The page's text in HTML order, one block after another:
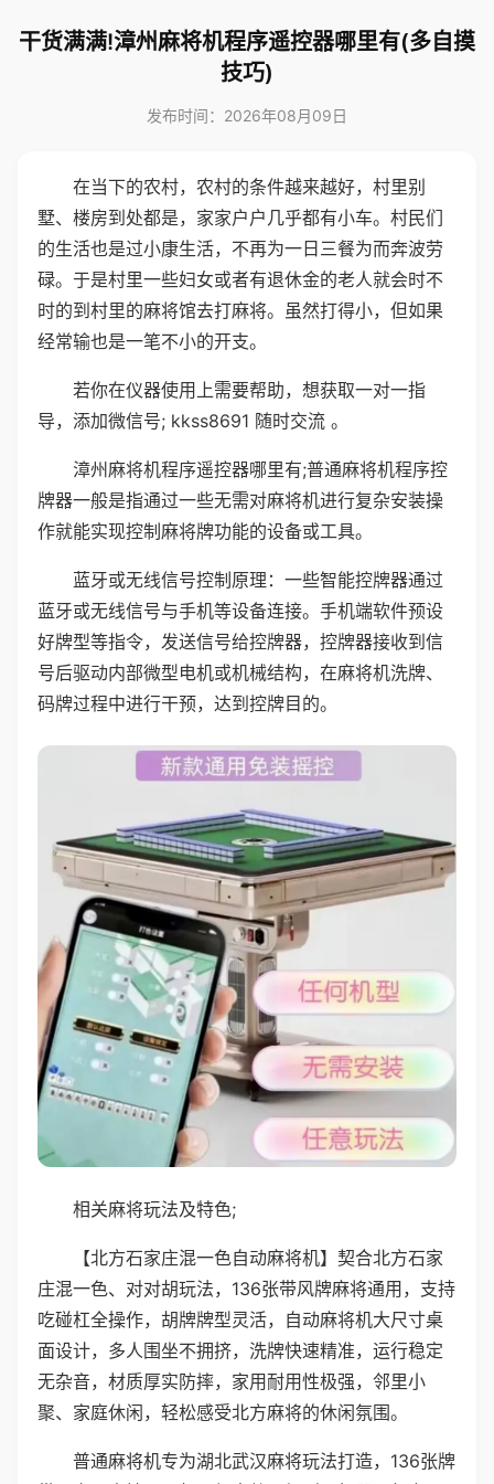
干货满满!漳州麻将机程序遥控器哪里有(多自摸
技巧)
发布时间：2026年08月09日
在当下的农村，农村的条件越来越好，村里别
墅、楼房到处都是，家家户户几乎都有小车。村民们
的生活也是过小康生活，不再为一日三餐为而奔波劳
碌。于是村里一些妇女或者有退休金的老人就会时不
时的到村里的麻将馆去打麻将。虽然打得小，但如果
经常输也是一笔不小的开支。
若你在仪器使用上需要帮助，想获取一对一指
导，添加微信号; kkss8691 随时交流 。
漳州麻将机程序遥控器哪里有;普通麻将机程序控
牌器一般是指通过一些无需对麻将机进行复杂安装操
作就能实现控制麻将牌功能的设备或工具。
蓝牙或无线信号控制原理：一些智能控牌器通过
蓝牙或无线信号与手机等设备连接。手机端软件预设
好牌型等指令，发送信号给控牌器，控牌器接收到信
号后驱动内部微型电机或机械结构，在麻将机洗牌、
码牌过程中进行干预，达到控牌目的。
相关麻将玩法及特色;
【北方石家庄混一色自动麻将机】契合北方石家
庄混一色、对对胡玩法，136张带风牌麻将通用，支持
吃碰杠全操作，胡牌牌型灵活，自动麻将机大尺寸桌
面设计，多人围坐不拥挤，洗牌快速精准，运行稳定
无杂音，材质厚实防摔，家用耐用性极强，邻里小
聚、家庭休闲，轻松感受北方麻将的休闲氛围。
普通麻将机专为湖北武汉麻将玩法打造，136张牌